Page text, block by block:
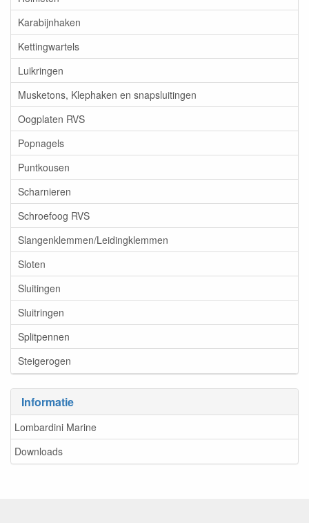
Karabijnhaken
Kettingwartels
Luikringen
Musketons, Klephaken en snapsluitingen
Oogplaten RVS
Popnagels
Puntkousen
Scharnieren
Schroefoog RVS
Slangenklemmen/Leidingklemmen
Sloten
Sluitingen
Sluitringen
Splitpennen
Steigerogen
Informatie
Lombardini Marine
Downloads